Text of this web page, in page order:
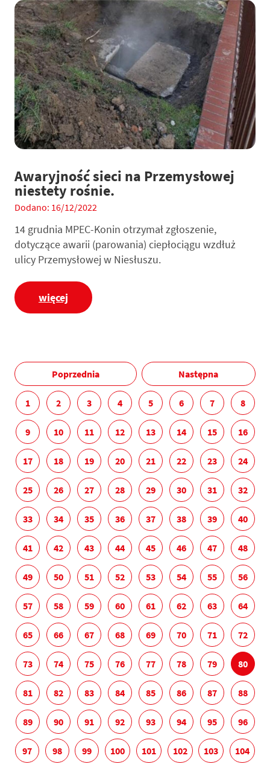
Awaryjność sieci na Przemysłowej
niestety rośnie.
Dodano: 16/12/2022
14 grudnia MPEC-Konin otrzymał zgłoszenie,
dotyczące awarii (parowania) ciepłociągu wzdłuż
ulicy Przemysłowej w Niesłuszu.
więcej
Poprzednia Następna
1 2 3 4 5 6 7 8
9 10 11 12 13 14 15 16
17 18 19 20 21 22 23 24
25 26 27 28 29 30 31 32
33 34 35 36 37 38 39 40
41 42 43 44 45 46 47 48
49 50 51 52 53 54 55 56
57 58 59 60 61 62 63 64
65 66 67 68 69 70 71 72
73 74 75 76 77 78 79 80
81 82 83 84 85 86 87 88
89 90 91 92 93 94 95 96
97 98 99 100 101 102 103 104